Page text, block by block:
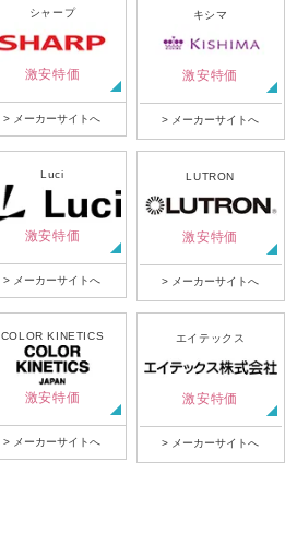
シャープ
激安特価
> メーカーサイトへ
キシマ
激安特価
> メーカーサイトへ
Luci
激安特価
> メーカーサイトへ
LUTRON
激安特価
> メーカーサイトへ
COLOR KINETICS
激安特価
> メーカーサイトへ
エイテックス
激安特価
> メーカーサイトへ